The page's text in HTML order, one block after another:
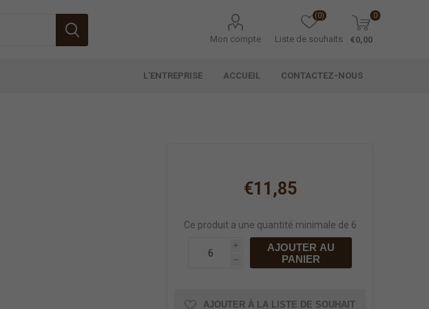
Mon compte Liste de souhaits
(0) 0
€0,00
L'ENTREPRISE ACCUEIL CONTACTEZ-NOUS
€11,85
Ce produit a une quantité minimale de 6
i
h
AJOUTER AU
PANIER
AJOUTER À LA LISTE DE SOUHAIT